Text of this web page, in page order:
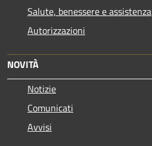
Salute, benessere e assistenza
Autorizzazioni
NOVITÀ
Notizie
Comunicati
Avvisi